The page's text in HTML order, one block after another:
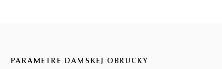
PARAMETRE DÁMSKEJ OBRÚČKY